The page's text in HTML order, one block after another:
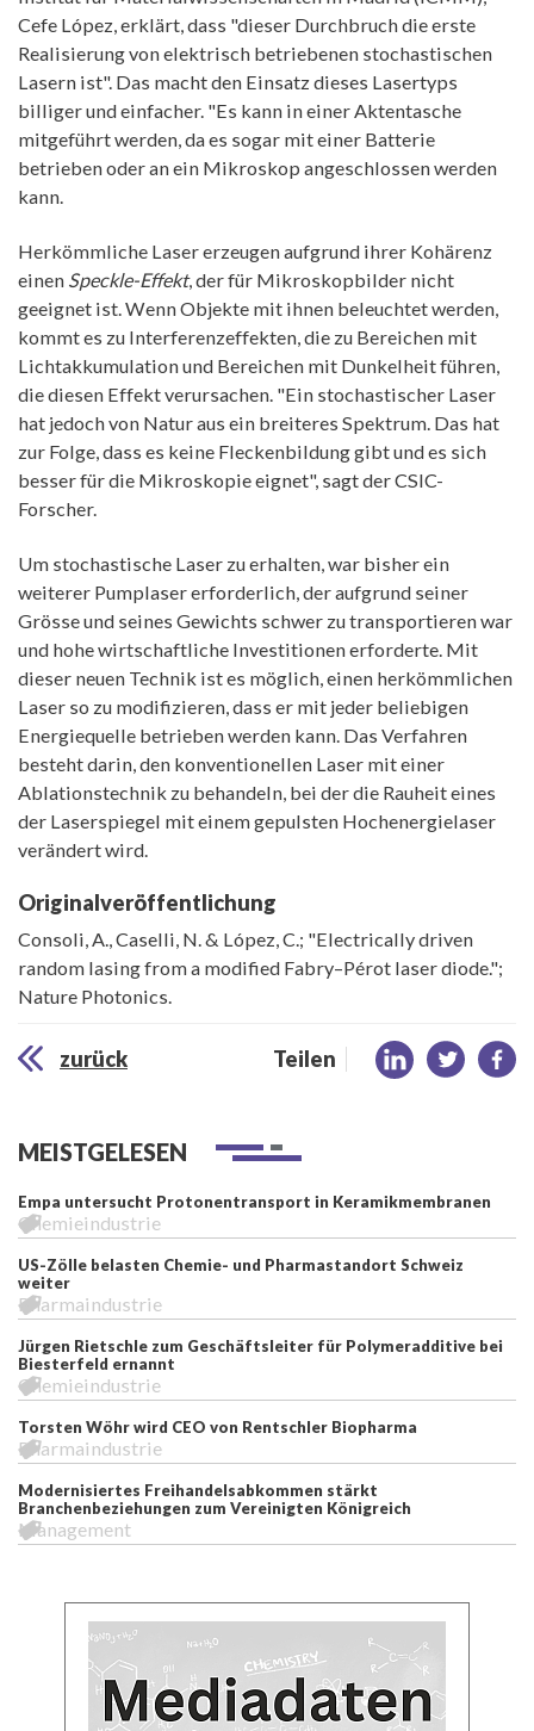
Cefe López, erklärt, dass "dieser Durchbruch die erste
Realisierung von elektrisch betriebenen stochastischen
Lasern ist". Das macht den Einsatz dieses Lasertyps
billiger und einfacher. "Es kann in einer Aktentasche
mitgeführt werden, da es sogar mit einer Batterie
betrieben oder an ein Mikroskop angeschlossen werden
kann.
Herkömmliche Laser erzeugen aufgrund ihrer Kohärenz
einen Speckle-Effekt, der für Mikroskopbilder nicht
geeignet ist. Wenn Objekte mit ihnen beleuchtet werden,
kommt es zu Interferenzeffekten, die zu Bereichen mit
Lichtakkumulation und Bereichen mit Dunkelheit führen,
die diesen Effekt verursachen. "Ein stochastischer Laser
hat jedoch von Natur aus ein breiteres Spektrum. Das hat
zur Folge, dass es keine Fleckenbildung gibt und es sich
besser für die Mikroskopie eignet", sagt der CSIC-
Forscher.
Um stochastische Laser zu erhalten, war bisher ein
weiterer Pumplaser erforderlich, der aufgrund seiner
Grösse und seines Gewichts schwer zu transportieren war
und hohe wirtschaftliche Investitionen erforderte. Mit
dieser neuen Technik ist es möglich, einen herkömmlichen
Laser so zu modifizieren, dass er mit jeder beliebigen
Energiequelle betrieben werden kann. Das Verfahren
besteht darin, den konventionellen Laser mit einer
Ablationstechnik zu behandeln, bei der die Rauheit eines
der Laserspiegel mit einem gepulsten Hochenergielaser
verändert wird.
Originalveröffentlichung
Consoli, A., Caselli, N. & López, C.; "Electrically driven
random lasing from a modified Fabry–Pérot laser diode.";
Nature Photonics.
zurück Teilen
MEISTGELESEN
Empa untersucht Protonentransport in Keramikmembranen
Chemieindustrie
US-Zölle belasten Chemie- und Pharmastandort Schweiz
weiter
Pharmaindustrie
Jürgen Rietschle zum Geschäftsleiter für Polymeradditive bei
Biesterfeld ernannt
Chemieindustrie
Torsten Wöhr wird CEO von Rentschler Biopharma
Pharmaindustrie
Modernisiertes Freihandelsabkommen stärkt
Branchenbeziehungen zum Vereinigten Königreich
Management